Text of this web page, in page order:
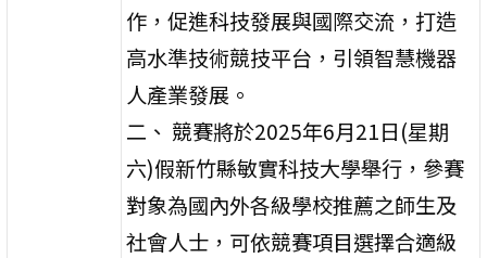
作，促進科技發展與國際交流，打造
高水準技術競技平台，引領智慧機器
人產業發展。
二、 競賽將於2025年6月21日(星期
六)假新竹縣敏實科技大學舉行，參賽
對象為國內外各級學校推薦之師生及
社會人士，可依競賽項目選擇合適級